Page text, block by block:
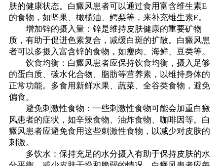
肤的健康状态。白癜风患者可以通过食用富含维生素E
的食物，如坚果、橄榄油、鳄梨等，来补充维生素E。
增加锌的摄入量：锌是维持皮肤健康的重要矿物
质，有助于促进色素复合，减缓白斑的扩散。白癜风患
者可以多摄入富含锌的食物，如瘦肉、海鲜、豆类等。
饮食均衡：白癜风患者应保持饮食均衡，摄入足够
的蛋白质、碳水化合物、脂肪等营养素，以维持身体的
正常功能。多食用新鲜水果、蔬菜、全谷类食物，避免
偏食。
避免刺激性食物：一些刺激性食物可能会加重白癜
风患者的症状，如辛辣食物、油炸食物、咖啡因等。白
癜风患者应避免食用这些刺激性食物，以减少对皮肤的
刺激。
多饮水：保持充足的水分摄入有助于保持皮肤的水